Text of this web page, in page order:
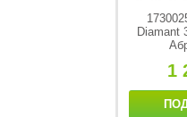
Diamant
1